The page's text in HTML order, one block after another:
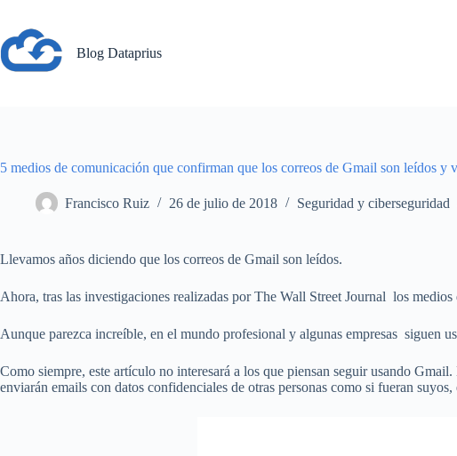
contenido
Blog Dataprius
5 medios de comunicación que confirman que los correos de Gmail son leídos y
Francisco Ruiz 26 de julio de 2018 Seguridad y ciberseguridad
Llevamos años diciendo que los correos de Gmail son leídos.
Ahora, tras las investigaciones realizadas por The Wall Street Journal los
Aunque parezca increíble, en el mundo profesional y algunas empresas siguen
Como siempre, este artículo no interesará a los que piensan seguir usando
enviarán emails con datos confidenciales de otras personas como si fueran